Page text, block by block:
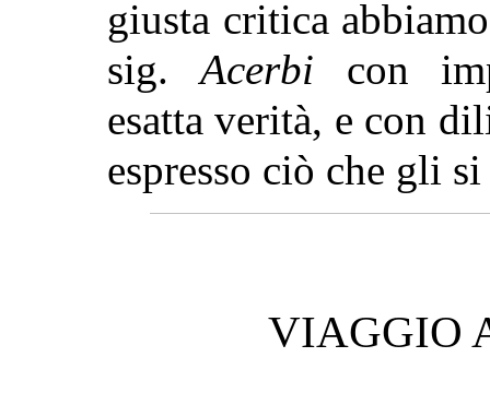
giusta critica
sig.Acerbi con
esatta verità, e con
espresso ciò che gli
VIAGGIO